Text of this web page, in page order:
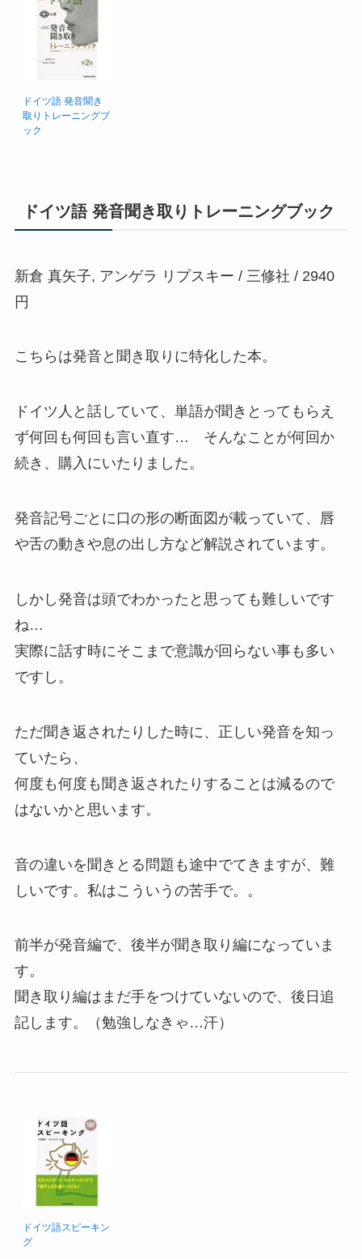
ドイツ語 発音聞き
取りトレーニングブ
ック
ドイツ語 発音聞き取りトレーニングブック
新倉 真矢子, アンゲラ リプスキー / 三修社 / 2940
円
こちらは発音と聞き取りに特化した本。
ドイツ人と話していて、単語が聞きとってもらえ
ず何回も何回も言い直す… そんなことが何回か
続き、購入にいたりました。
発音記号ごとに口の形の断面図が載っていて、唇
や舌の動きや息の出し方など解説されています。
しかし発音は頭でわかったと思っても難しいです
ね…
実際に話す時にそこまで意識が回らない事も多い
ですし。
ただ聞き返されたりした時に、正しい発音を知っ
ていたら、
何度も何度も聞き返されたりすることは減るので
はないかと思います。
音の違いを聞きとる問題も途中でてきますが、難
しいです。私はこういうの苦手で。。
前半が発音編で、後半が聞き取り編になっていま
す。
聞き取り編はまだ手をつけていないので、後日追
記します。（勉強しなきゃ…汗）
ドイツ語スピーキン
グ